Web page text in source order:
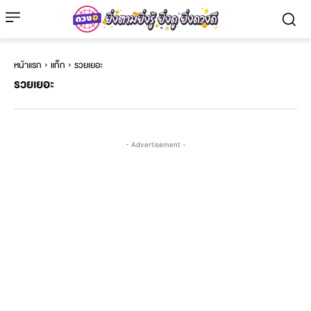
หน้าแรก แท็ก รวยเยอะ
รวยเยอะ
- Advertisement -